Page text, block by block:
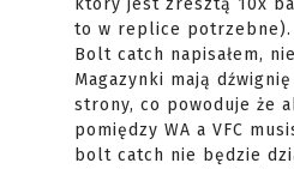
który jest zresztą 10x
to w replice potrzebne).
Bolt catch napisałem,
Magazynki mają
strony, co powoduje że
pomiędzy WA a VFC
bolt catch nie będzie